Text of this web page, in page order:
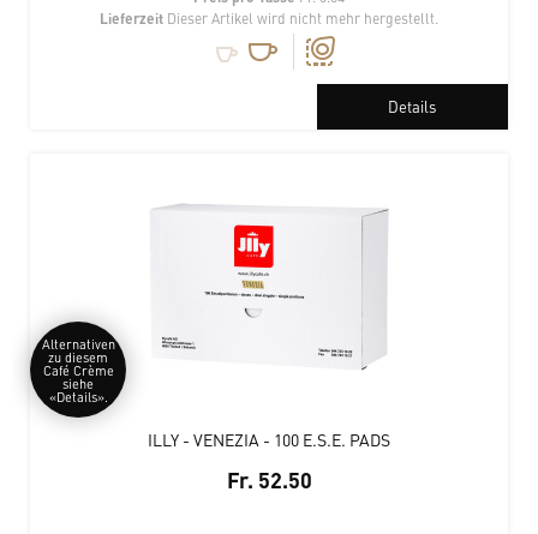
Lieferzeit Dieser Artikel wird nicht mehr hergestellt.
Details
Alternativen
zu diesem
Café Crème
siehe
«Details».
ILLY - VENEZIA - 100 E.S.E. PADS
Fr. 52.50